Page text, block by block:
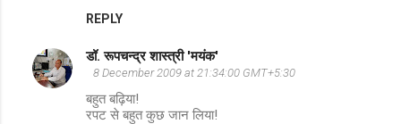
REPLY
डॉ. रूपचन्द्र शास्त्री 'मयंक'
8 December 2009 at 21:34:00 GMT+5:30
बहुत बढ़िया!
रपट से बहुत कुछ जान लिया!